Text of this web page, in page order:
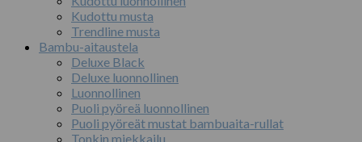
Kudottu musta
Trendline musta
Bambu-aitaustela
Deluxe Black
Deluxe luonnollinen
Luonnollinen
Puoli pyöreä luonnollinen
Puoli pyöreät mustat bambuaita-rullat
Tonkin miekkailu